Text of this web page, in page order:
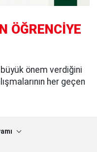
ÖĞRENCİYE
önem verdiğini
her geçen